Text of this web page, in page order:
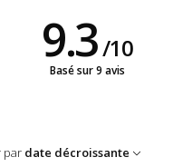
9.3/10
Basé sur 9 avis
par date décroissante